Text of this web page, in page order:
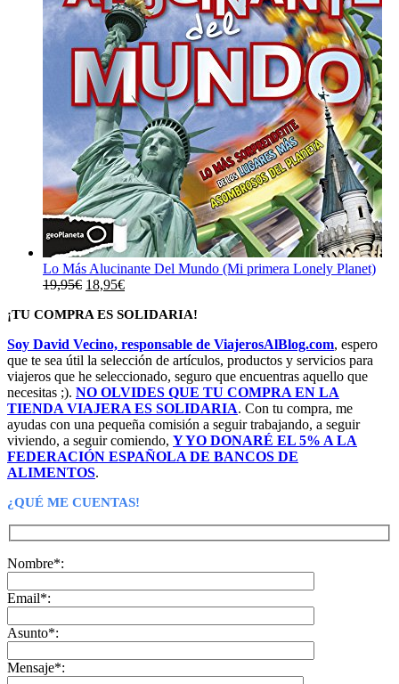
Lo Más Alucinante Del Mundo (Mi primera Lonely Planet)
19,95€ El
original
19,95€.
18,95€El
actual
18,95€.
¡TU COMPRA ES SOLIDARIA!
Soy David Vecino, responsable de ViajerosAlBlog.com, espero
que te sea útil la selección de artículos, productos y servicios para
viajeros que he seleccionado, seguro que encuentras aquello que
necesitas ;). NO OLVIDES QUE TU COMPRA EN LA
TIENDA VIAJERA ES SOLIDARIA. Con tu compra, me
ayudas con una pequeña comisión a seguir trabajando, a seguir
viviendo, a seguir comiendo, Y YO DONARÉ EL 5% A LA
FEDERACIÓN ESPAÑOLA DE BANCOS DE
ALIMENTOS.
¿QUÉ ME CUENTAS!
Nombre*:
Email*:
Asunto*:
Mensaje*: